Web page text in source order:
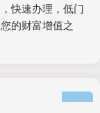
快速办理，低门
的财富增值之